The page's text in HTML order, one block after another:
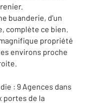
buanderie, d'un
complète ce bien.
propriété
environs proche
: 9 Agences dans
portes de la